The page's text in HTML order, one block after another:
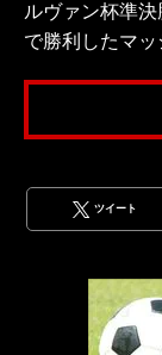
ルヴァン杯準
で勝利したマ
ツイート